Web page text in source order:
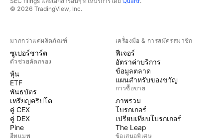
© 2026 TradingView, Inc.
มากกว่าแค่ผลิตภัณฑ์
ซูเปอร์ชาร์ต
ตัวช่วยคัดกรอง
หุ้น
ETF
พันธบัตร
เหรียญคริปโต
คู่ CEX
คู่ DEX
Pine
ฮีทแมพ
เครื่องมือ & การสมัครสมาชิก
ฟีเจอร์
อัตราค่าบริการ
ข้อมูลตลาด
แผนสำหรับของขวัญ
การซื้อขาย
ภาพรวม
โบรกเกอร์
เปรียบเทียบโบรกเกอร์
The Leap
ข้อเสนอพิเศษ